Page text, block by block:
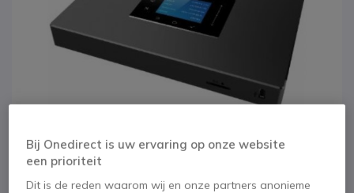
Bij Onedirect is uw ervaring op onze website
een prioriteit
Dit is de reden waarom wij en onze partners anonieme